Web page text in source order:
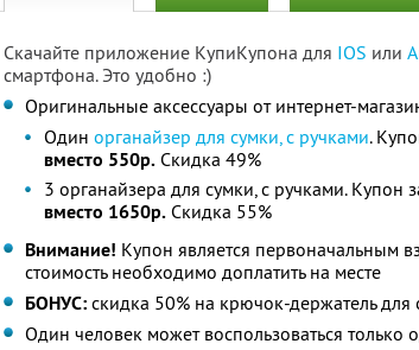
Скачайте приложение КупиКупона для IOS или
смартфона. Это удобно :)
Оригинальные аксессуары от интернет-
Один органайзер для сумки, с ручками.
вместо 550р. Скидка 49%
3 органайзера для сумки, с ручками. Купон
вместо 1650р. Скидка 55%
Внимание! Купон является первоначальным
стоимость необходимо доплатить на месте
БОНУС: скидка 50% на крючок-держатель для
Один человек может воспользоваться